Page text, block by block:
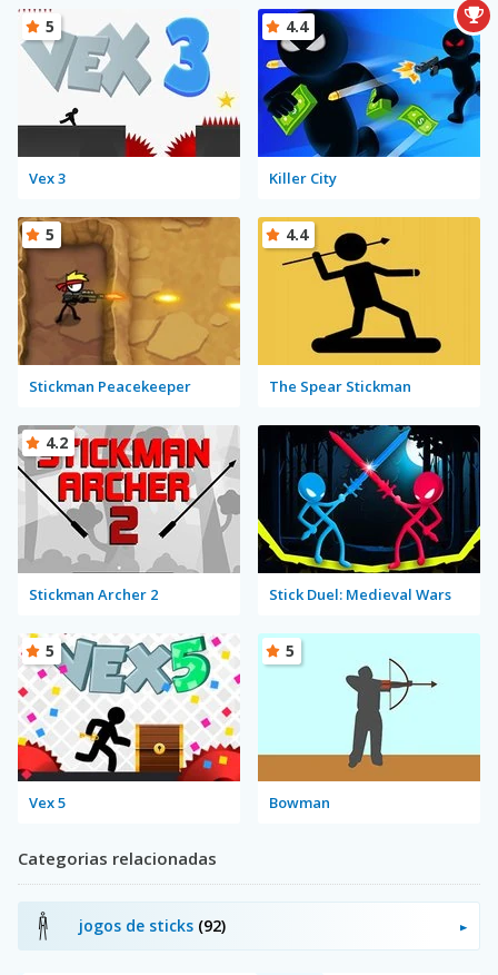
Vex 3
5
Killer City
4.4
Stickman Peacekeeper
5
The Spear Stickman
4.4
Stickman Archer 2
4.2
Stick Duel: Medieval Wars
Vex 5
5
Bowman
5
Categorias relacionadas
jogos de sticks (92)